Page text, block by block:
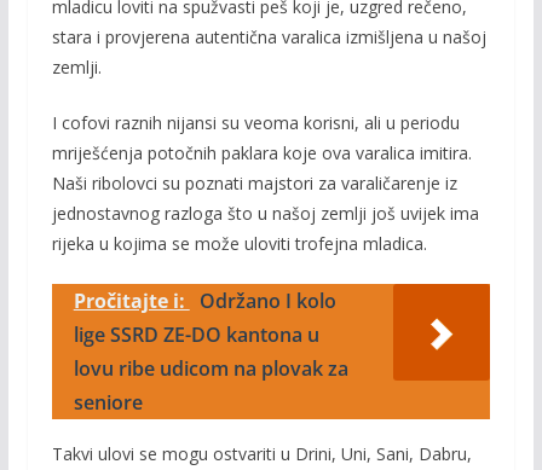
mladicu loviti na spužvasti peš koji je, uzgred rečeno,
stara i provjerena autentična varalica izmišljena u našoj
zemlji.
I cofovi raznih nijansi su veoma korisni, ali u periodu
mriješćenja potočnih paklara koje ova varalica imitira.
Naši ribolovci su poznati majstori za varaličarenje iz
jednostavnog razloga što u našoj zemlji još uvijek ima
rijeka u kojima se može uloviti trofejna mladica.
Pročitajte i:
Održano I kolo
lige SSRD ZE-DO kantona u
lovu ribe udicom na plovak za
seniore
Takvi ulovi se mogu ostvariti u Drini, Uni, Sani, Dabru,